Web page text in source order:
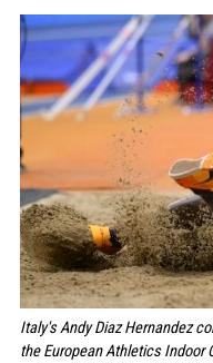
Italy's Andy Diaz Hernandez
the European Athletics Indoor